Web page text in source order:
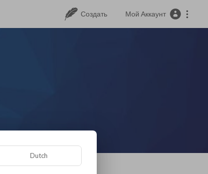
Создать Мой Аккаунт
Dutch